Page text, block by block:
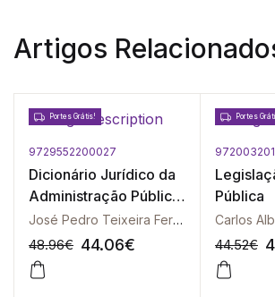
Artigos
Portes Grátis!
9729552200027
Dicionário Jurídico da
Administração Pública
- 2º Suplemento
José Pedro Teixeira Fernandes
48.96€ 44.06€
Portes
Pública
44.52€